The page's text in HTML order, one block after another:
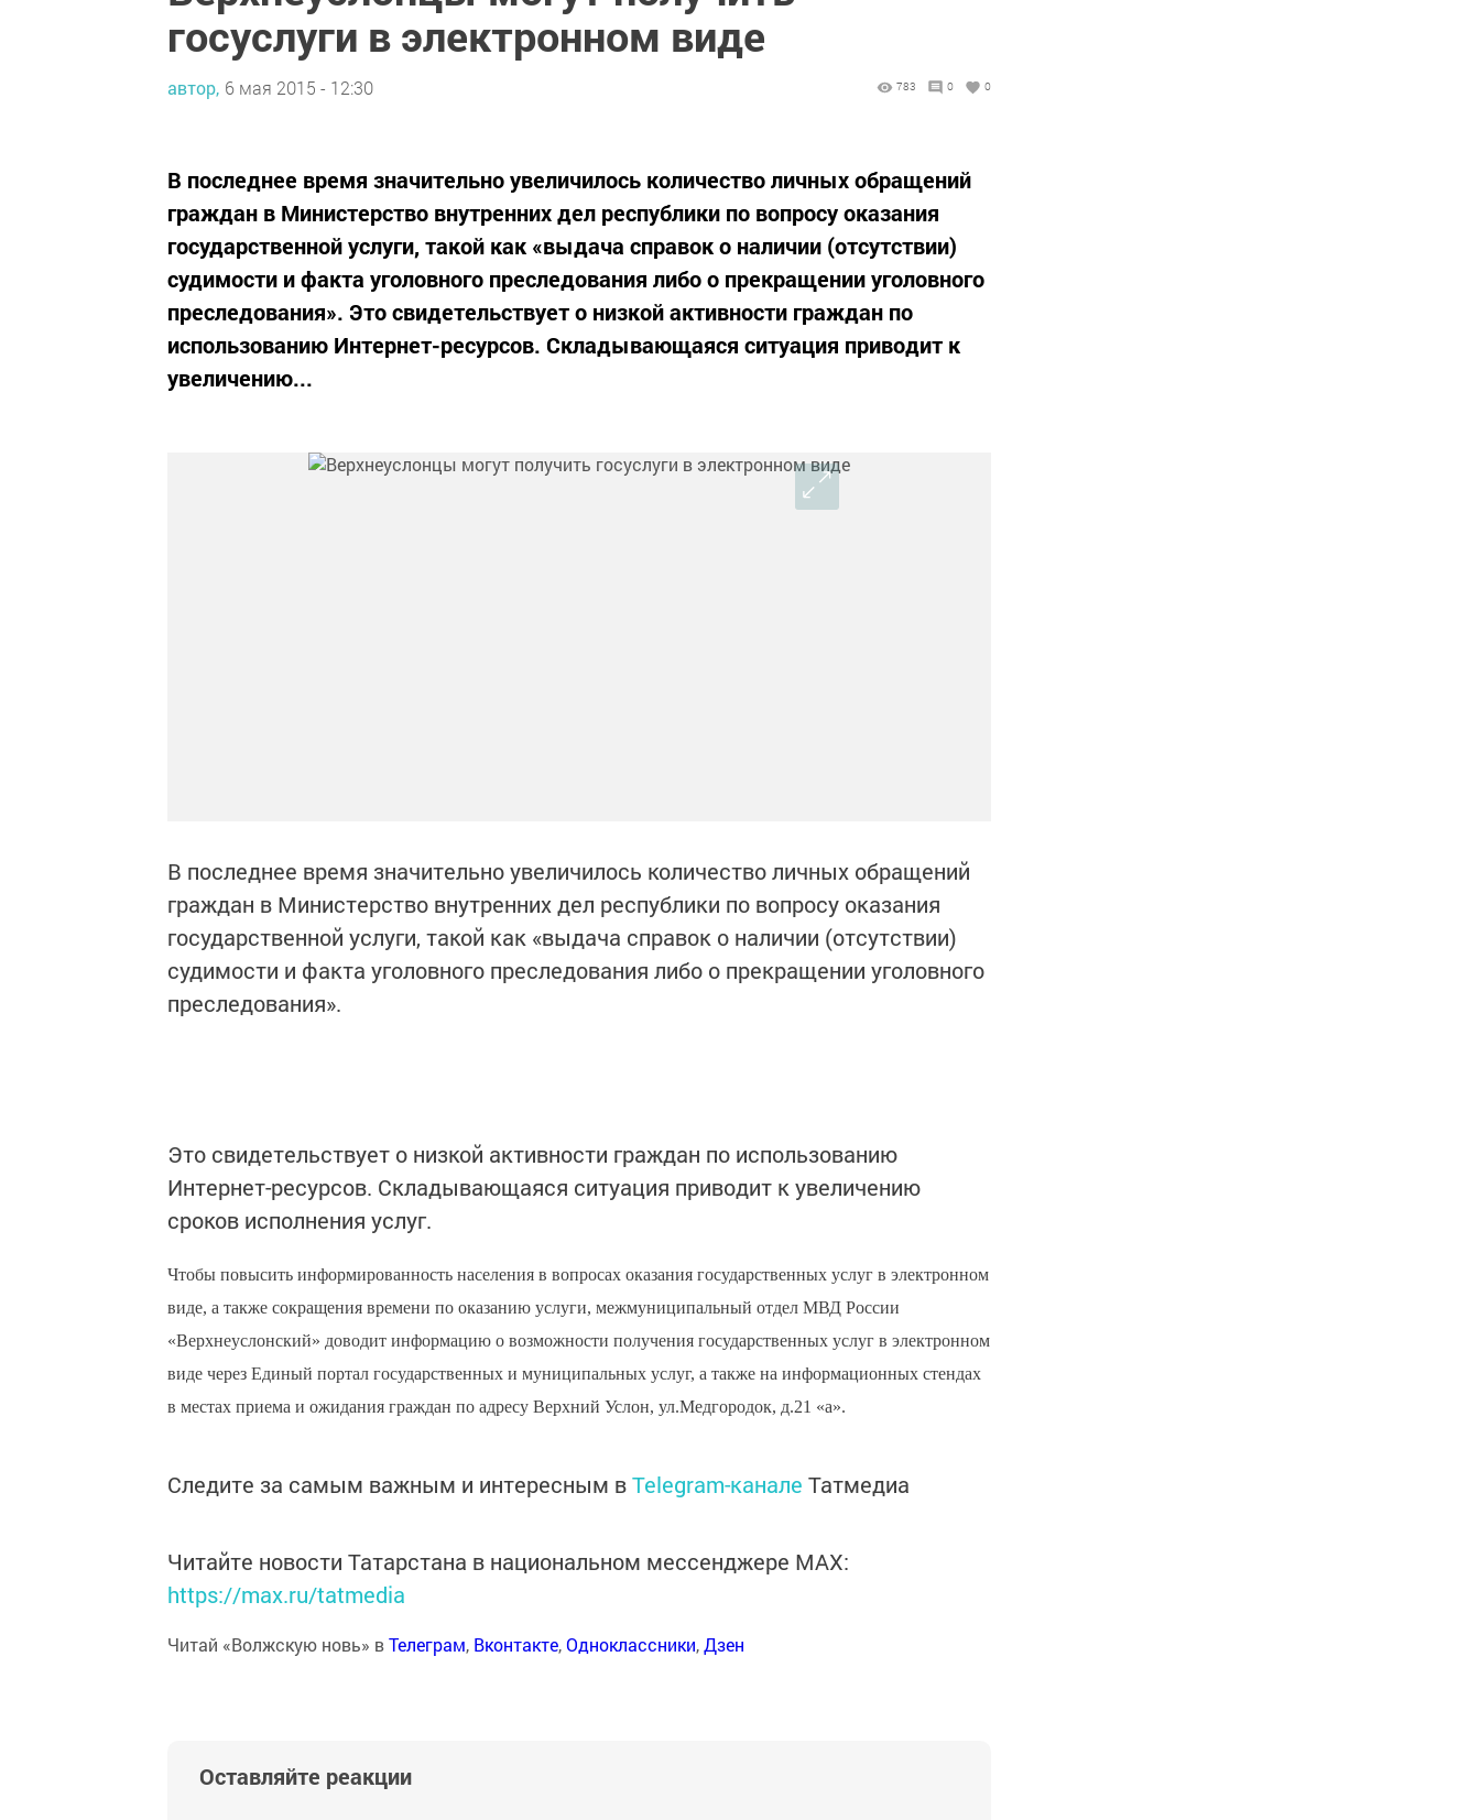
госуслуги в электронном виде
автор, 6 мая 2015 - 12:30 783 0 0
В последнее время значительно увеличилось количество личных обращений
граждан в Министерство внутренних дел республики по вопросу оказания
государственной услуги, такой как «выдача справок о наличии (отсутствии)
судимости и факта уголовного преследования либо о прекращении уголовного
преследования». Это свидетельствует о низкой активности граждан по
использованию Интернет-ресурсов. Складывающаяся ситуация приводит к
увеличению...
В последнее время значительно увеличилось количество личных обращений
граждан в Министерство внутренних дел республики по вопросу оказания
государственной услуги, такой как «выдача справок о наличии (отсутствии)
судимости и факта уголовного преследования либо о прекращении уголовного
преследования».
Это свидетельствует о низкой активности граждан по использованию
Интернет-ресурсов. Складывающаяся ситуация приводит к увеличению
сроков исполнения услуг.
Чтобы повысить информированность населения в вопросах оказания государственных услуг в электронном
виде, а также сокращения времени по оказанию услуги, межмуниципальный отдел МВД России
«Верхнеуслонский» доводит информацию о возможности получения государственных услуг в электронном
виде через Единый портал государственных и муниципальных услуг, а также на информационных стендах
в местах приема и ожидания граждан по адресу Верхний Услон, ул.Медгородок, д.21 «а».
Следите за самым важным и интересным вTelegram-канале Татмедиа
Читайте новости Татарстана в национальном мессенджере MАХ:
https://max.ru/tatmedia
Читай «Волжскую новь» вТелеграм, Вконтакте,Одноклассники,Дзен
Оставляйте реакции